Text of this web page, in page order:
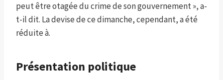
peut être otagée du crime de son gouvernement », a-
t-il dit. La devise de ce dimanche, cependant, a été
réduite à.
Présentation politique